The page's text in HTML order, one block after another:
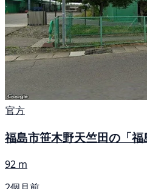
官方
福島市笹木野天竺田の「
92 m